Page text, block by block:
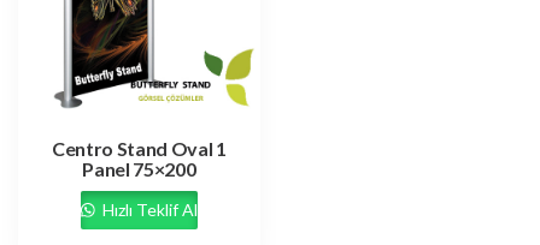
Centro Stand Oval 1
Panel 75×200
Hızlı Teklif Al